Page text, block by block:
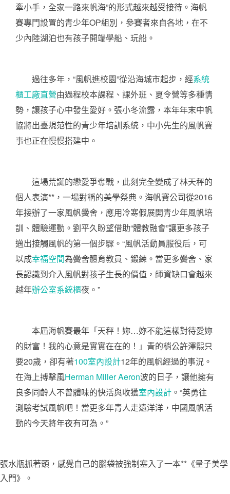
牽小手，全家一路來帆海”的形式越來越受接待。海帆
賽專門設置的青少年OP組別，參賽者來自各地，在不
少內陸湖泊也有孩子開端學船、玩船。
過往多年，“風帆進校園”從沿海城市起步，經系統
櫃工廠直營由過程校本課程、課外班、夏令營等多種情
勢，讓孩子心中發生愛好。張小冬流露，本年年末中帆
協將出臺規范性的青少年培訓系統，中小先生的風帆賽
事也正在慢慢搭建中。
這場荒誕的戀愛爭奪戰，此刻完全變成了林天秤的
個人表演**，一場對稱的美學祭典。海帆賽公司從2016
年接辦了一家風帆黌舍，應用冷寒假展開青少年風帆培
訓、體驗運動。劉平久盼望借助“體教融會”讓更多孩子
邁出接觸風帆的第一個步驟。“風帆活動員服役后，可
以成幸福空間為黌舍體育教員、鍛練。當更多黌舍、家
長認識到介入風帆對孩子生長的價值，師資缺口會越來
越年辦公室系統櫃夜。”
本屆海帆賽最年「天秤！妳…妳不能這樣對待愛妳
的財富！我的心意是實實在在的！」青的梢公許澤熙只
要20歲，卻有著100室內設計12年的風帆經過的事況。
在海上搏擊風Herman Miller Aeron波的日子，讓他擁有
良多同齡人不曾體味的快活與收獲室內設計 。“英勇往
測驗考試風帆吧！當更多年青人走遠洋洋，中國風帆活
動的今天將年夜有可為。”
張水瓶抓著頭，感覺自己的腦袋被強制塞入了一本**《量子美學
入門》。